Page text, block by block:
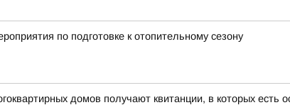
по подготовке к отопительному сезону
домов получают квитанции, в которых есть